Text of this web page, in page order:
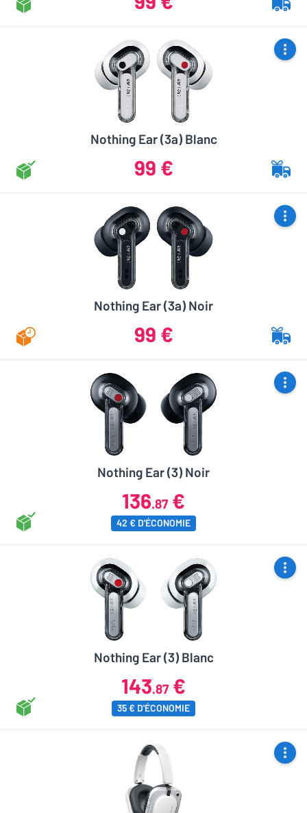
Nothing Ear (3a) Blanc
99 €
Nothing Ear (3a) Noir
99 €
Nothing Ear (3) Noir
136.87€
42 € D'ÉCONOMIE
Nothing Ear (3) Blanc
143.87€
35 € D'ÉCONOMIE